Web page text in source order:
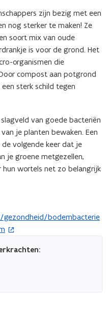
zijn bezig met een
nog sterker te maken! Ze
soort mix van oude
is voor de grond. Het
organismen die
compost aan potgrond
sterk schild tegen
van goede bacteriën
je planten bewaken. Een
volgende keer dat je
je groene metgezellen,
wortels net zo belangrijk
bodembacterie